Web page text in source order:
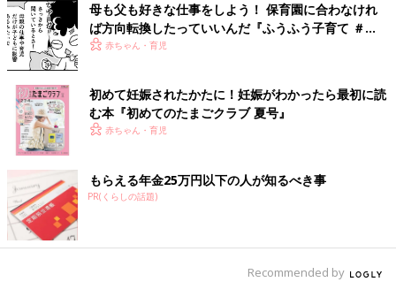
母も父も好きな仕事をしよう！ 保育園に合わなけれ
ば方向転換したっていいんだ『ふうふう子育て ＃
61』赤ちゃん・育児
初めて妊娠されたかたに！妊娠がわかったら最初に読
む本『初めてのたまごクラブ 夏号』
赤ちゃん・育児
もらえる年金25万円以下の人が知るべき事
PR(くらしの話題)
Recommended by